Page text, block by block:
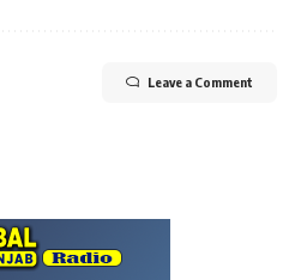
Leave a Comment